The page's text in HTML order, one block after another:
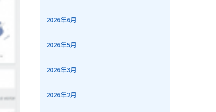
2026年6月
2026年5月
2026年3月
2026年2月